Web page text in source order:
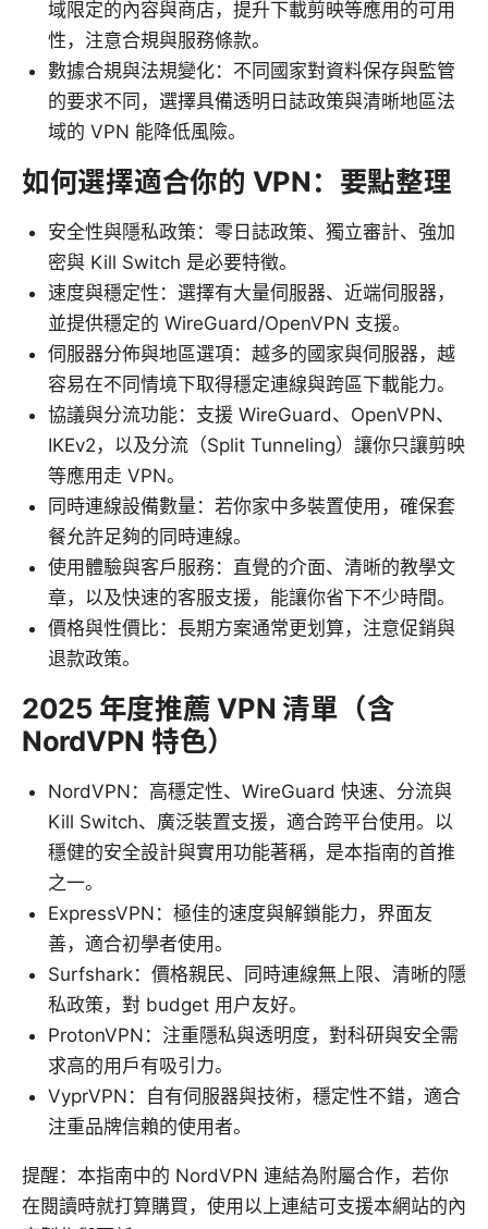
域限定的內容與商店，提升下載剪映等應用的可用
性，注意合規與服務條款。
數據合規與法規變化：不同國家對資料保存與監管
的要求不同，選擇具備透明日誌政策與清晰地區法
域的 VPN 能降低風險。
如何選擇適合你的 VPN：要點整理
安全性與隱私政策：零日誌政策、獨立審計、強加
密與 Kill Switch 是必要特徵。
速度與穩定性：選擇有大量伺服器、近端伺服器，
並提供穩定的 WireGuard/OpenVPN 支援。
伺服器分佈與地區選項：越多的國家與伺服器，越
容易在不同情境下取得穩定連線與跨區下載能力。
協議與分流功能：支援 WireGuard、OpenVPN、
IKEv2，以及分流（Split Tunneling）讓你只讓剪映
等應用走 VPN。
同時連線設備數量：若你家中多裝置使用，確保套
餐允許足夠的同時連線。
使用體驗與客戶服務：直覺的介面、清晰的教學文
章，以及快速的客服支援，能讓你省下不少時間。
價格與性價比：長期方案通常更划算，注意促銷與
退款政策。
2025 年度推薦 VPN 清單（含
NordVPN 特色）
NordVPN：高穩定性、WireGuard 快速、分流與
Kill Switch、廣泛裝置支援，適合跨平台使用。以
穩健的安全設計與實用功能著稱，是本指南的首推
之一。
ExpressVPN：極佳的速度與解鎖能力，界面友
善，適合初學者使用。
Surfshark：價格親民、同時連線無上限、清晰的隱
私政策，對 budget 用户友好。
ProtonVPN：注重隱私與透明度，對科研與安全需
求高的用戶有吸引力。
VyprVPN：自有伺服器與技術，穩定性不錯，適合
注重品牌信賴的使用者。
提醒：本指南中的 NordVPN 連結為附屬合作，若你
在閱讀時就打算購買，使用以上連結可支援本網站的內